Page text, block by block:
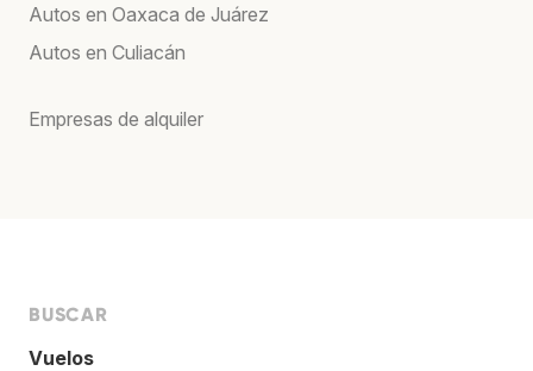
Autos en Oaxaca de Juárez
Autos en Culiacán
Empresas de alquiler
BUSCAR
Vuelos